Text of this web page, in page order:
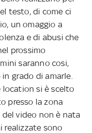
testo, di come ci
un omaggio a
e di abusi che
prossimo
saranno cosi,
grado di amarle.
location si è scelto
presso la zona
video non è nata
realizzate sono